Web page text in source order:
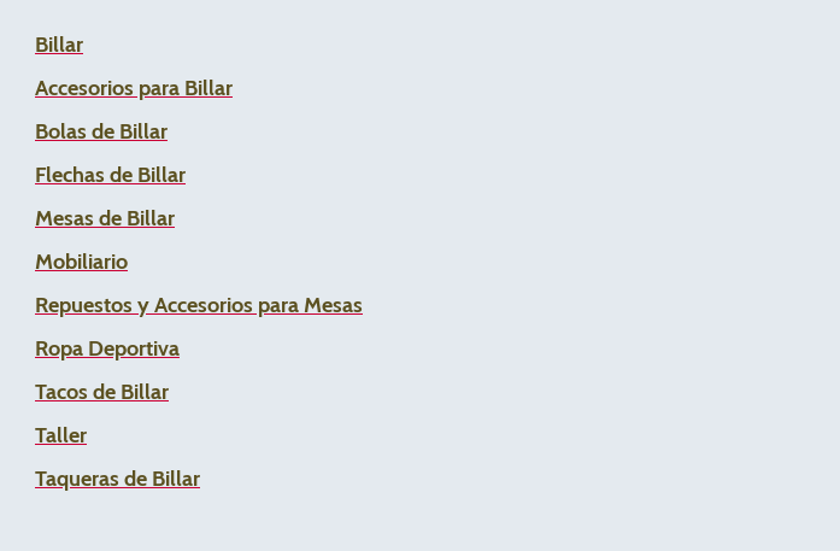
Billar
Accesorios para Billar
Bolas de Billar
Flechas de Billar
Mesas de Billar
Mobiliario
Repuestos y Accesorios para Mesas
Ropa Deportiva
Tacos de Billar
Taller
Taqueras de Billar